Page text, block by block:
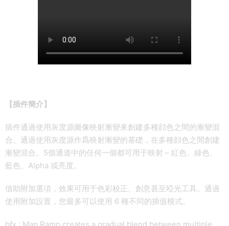
【插件簡介】
插件通過使用灰度源圖像映射漸變來創建多種顔色之間的漸變混
合。通過使用灰度源作爲映射漸變的基礎，在多種顔色之間創建
漸變混合。5個通道中的任何一個都可用于映射 – 紅色、綠色、
藍色、Alpha 或亮度。
借助附加選項，效果可用于色彩校正、創意甚至啞光工具。通過
使用附加設置，您最多可以使用 6 種不同的插值模式。